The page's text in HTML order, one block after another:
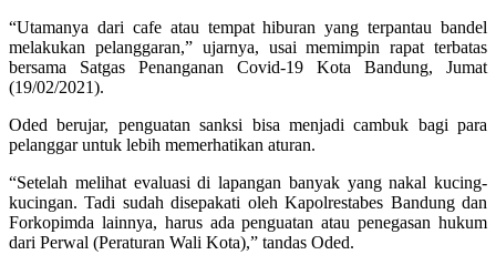
“Utamanya dari cafe atau tempat hiburan yang terpantau bandel
melakukan pelanggaran,” ujarnya, usai memimpin rapat terbatas
bersama Satgas Penanganan Covid-19 Kota Bandung, Jumat
(19/02/2021).
Oded berujar, penguatan sanksi bisa menjadi cambuk bagi para
pelanggar untuk lebih memerhatikan aturan.
“Setelah melihat evaluasi di lapangan banyak yang nakal kucing-
kucingan. Tadi sudah disepakati oleh Kapolrestabes Bandung dan
Forkopimda lainnya, harus ada penguatan atau penegasan hukum
dari Perwal (Peraturan Wali Kota),” tandas Oded.